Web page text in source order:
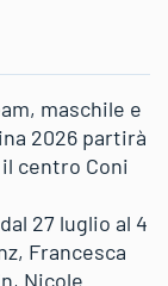
maschile e
2026 partirà
centro Coni
27 luglio al 4
Francesca
Nicole